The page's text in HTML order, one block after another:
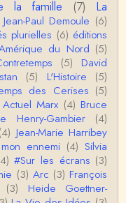
récompens
l'eau à votre m
– qui m'a l'air d'être
et…
et quant à Leacock j
et il…
depuis 300 00
différence notable …
la famille (7)
La
Jean-Paul Demoule (6)
plurielles (6) éditions
du Nord (5)
(5)
David
(5) L'Histoire
(5)
des Cerises (5)
Actuel Marx (4) Bruce
Henry-Gambier
(4)
(4) Jean-Marie Harribey
ennemi (4) Silvia
#Sur les écrans (3)
(3) Arc (3) François
(3)
Heide Goettner-